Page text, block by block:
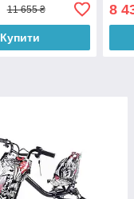
11 655 ₴
Купити
8